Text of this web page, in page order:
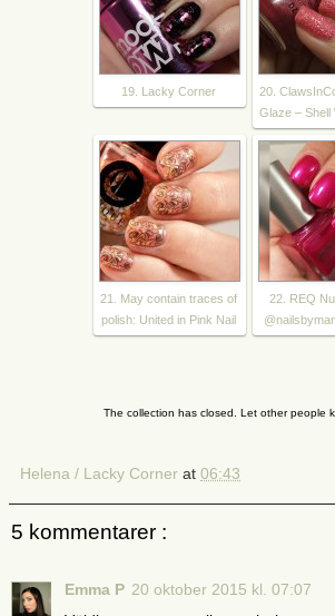
19. Lacky Corner
20.
Glaze – Shell
21. May contain traces of
polish: United in Pink Nail
22. REQ
The collection has closed. Let other people
Helena / Lacky Corner at 06:43
5 kommentarer :
Emma P 20 oktober 2015 kl. 07:07